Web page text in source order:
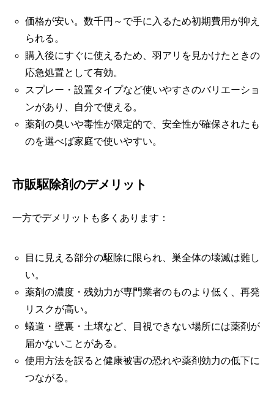
価格が安い。数千円～で手に入るため初期費用が抑え
られる。
購入後にすぐに使えるため、羽アリを見かけたときの
応急処置として有効。
スプレー・設置タイプなど使いやすさのバリエーショ
ンがあり、自分で使える。
薬剤の臭いや毒性が限定的で、安全性が確保されたも
のを選べば家庭で使いやすい。
市販駆除剤のデメリット
一方でデメリットも多くあります：
目に見える部分の駆除に限られ、巣全体の壊滅は難し
い。
薬剤の濃度・残効力が専門業者のものより低く、再発
リスクが高い。
蟻道・壁裏・土壌など、目視できない場所には薬剤が
届かないことがある。
使用方法を誤ると健康被害の恐れや薬剤効力の低下に
つながる。